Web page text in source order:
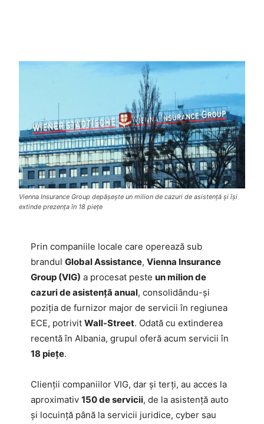
Vienna Insurance Group depășește un milion de cazuri de asistență și își
extinde prezența în 18 piețe
Prin companiile locale care operează sub
brandul Global Assistance, Vienna Insurance
Group (VIG) a procesat peste un milion de
cazuri de asistență anual, consolidându-și
poziția de furnizor major de servicii în regiunea
ECE, potrivit Wall-Street. Odată cu extinderea
recentă în Albania, grupul oferă acum servicii în
18 piețe.
Clienții companiilor VIG, dar și terți, au acces la
aproximativ 150 de servicii, de la asistență auto
și locuință până la servicii juridice, cyber sau